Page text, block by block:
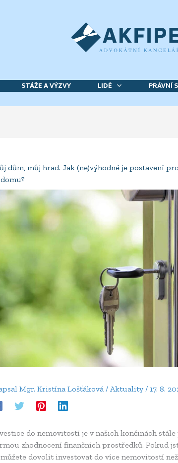
STÁŽE A VÝZVY LIDÉ PRÁVNÍ
dům, můj hrad. Jak (ne)výhodné je postavení
Mgr. Kristína Lošťáková / Aktuality/ 17. 8.
do nemovitostí je v našich končinách
zhodnocení finančních prostředků. Pokud
dovolit investovat do více nemovitostí